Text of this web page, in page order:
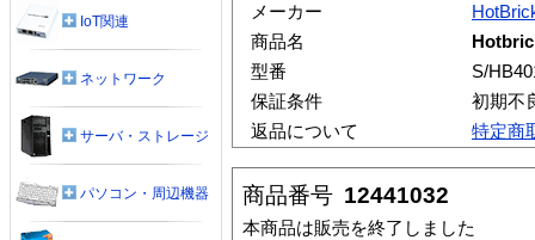
メーカー
商品名
型番
S/
保証条件
初期不
返品について
特定商
商品番号 12441032
本商品は販売を終了しました
IoT関連
ネットワーク
サーバ・ストレージ
パソコン・周辺機器